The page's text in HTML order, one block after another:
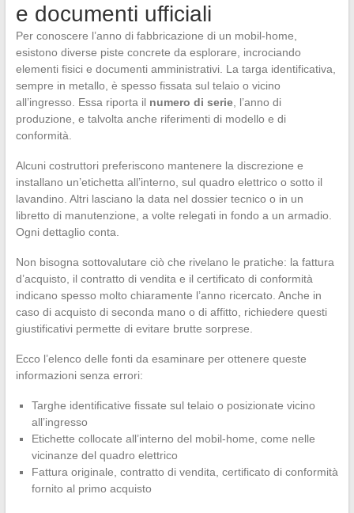
e documenti ufficiali
Per conoscere l’anno di fabbricazione di un mobil-home,
esistono diverse piste concrete da esplorare, incrociando
elementi fisici e documenti amministrativi. La targa identificativa,
sempre in metallo, è spesso fissata sul telaio o vicino
all’ingresso. Essa riporta il numero di serie, l’anno di
produzione, e talvolta anche riferimenti di modello e di
conformità.
Alcuni costruttori preferiscono mantenere la discrezione e
installano un’etichetta all’interno, sul quadro elettrico o sotto il
lavandino. Altri lasciano la data nel dossier tecnico o in un
libretto di manutenzione, a volte relegati in fondo a un armadio.
Ogni dettaglio conta.
Non bisogna sottovalutare ciò che rivelano le pratiche: la fattura
d’acquisto, il contratto di vendita e il certificato di conformità
indicano spesso molto chiaramente l’anno ricercato. Anche in
caso di acquisto di seconda mano o di affitto, richiedere questi
giustificativi permette di evitare brutte sorprese.
Ecco l’elenco delle fonti da esaminare per ottenere queste
informazioni senza errori:
Targhe identificative fissate sul telaio o posizionate vicino
all’ingresso
Etichette collocate all’interno del mobil-home, come nelle
vicinanze del quadro elettrico
Fattura originale, contratto di vendita, certificato di conformità
fornito al primo acquisto